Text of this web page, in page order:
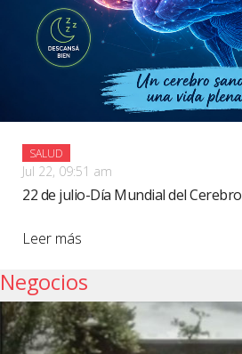
SALUD
Jul 22, 09:51 am
22 de julio-Día Mundial del Cerebro
Leer más
Negocios